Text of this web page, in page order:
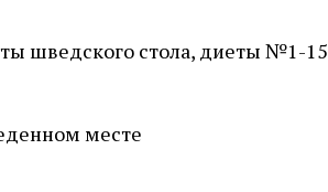
шведского стола, диеты №1-15
месте